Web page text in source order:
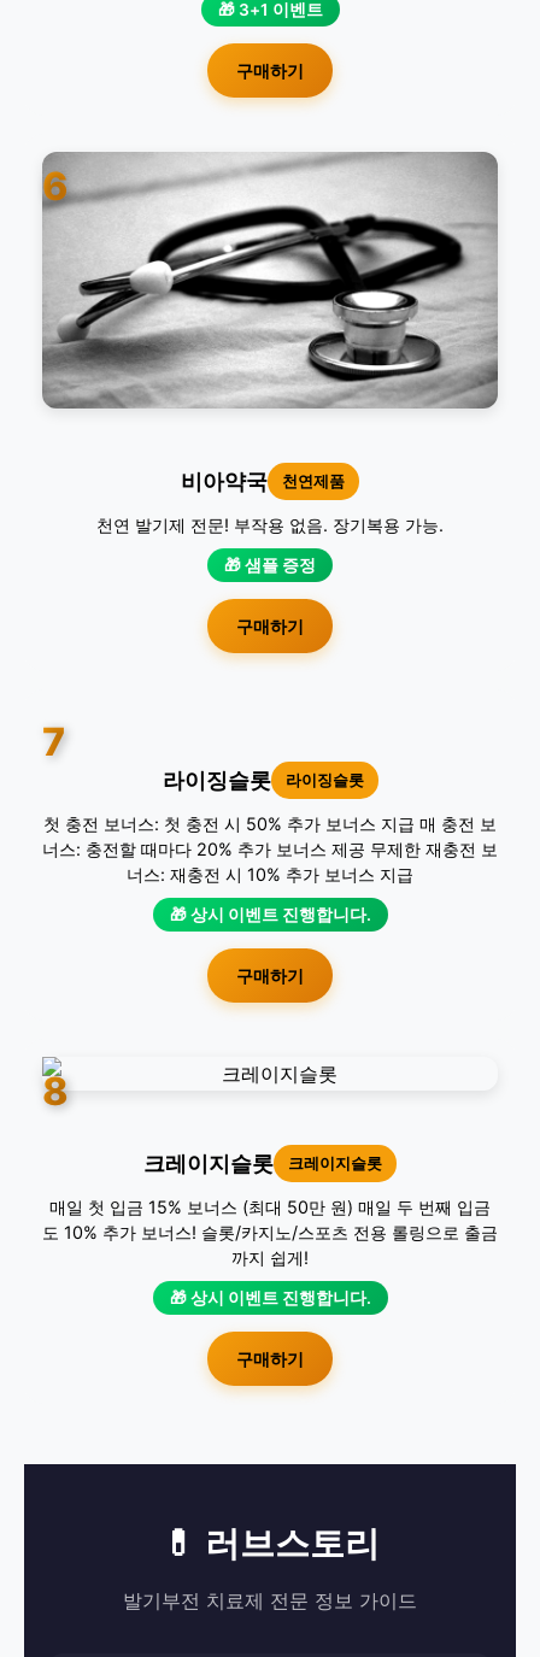
🎁 3+1 이벤트
구매하기
6
비아약국 천연제품
천연 발기제 전문! 부작용 없음. 장기복용 가능.
🎁 샘플 증정
구매하기
7
라이징슬롯 라이징슬롯
첫 충전 보너스: 첫 충전 시 50% 추가 보너스 지급 매 충전 보
너스: 충전할 때마다 20% 추가 보너스 제공 무제한 재충전 보
너스: 재충전 시 10% 추가 보너스 지급
🎁 상시 이벤트 진행합니다.
구매하기
8
크레이지슬롯 크레이지슬롯
매일 첫 입금 15% 보너스 (최대 50만 원) 매일 두 번째 입금
도 10% 추가 보너스! 슬롯/카지노/스포츠 전용 롤링으로 출금
까지 쉽게!
🎁 상시 이벤트 진행합니다.
구매하기
💊 러브스토리
발기부전 치료제 전문 정보 가이드